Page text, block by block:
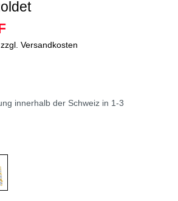
Versandkosten
innerhalb der Schweiz in 1-3